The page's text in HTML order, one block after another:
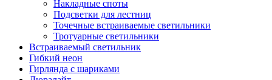
Накладные споты
Подсветки для лестниц
Точечные встраиваемые светильники
Тротуарные светильники
Встраиваемый светильник
Гибкий неон
Гирлянда с шариками